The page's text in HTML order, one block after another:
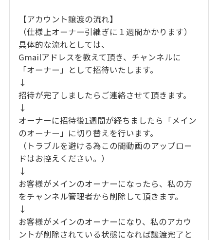
【アカウント譲渡の流れ】
（仕様上オーナー引継ぎに１週間かかります）
具体的な流れとしては、
Gmailアドレスを教えて頂き、チャンネルに
「オーナー」として招待いたします。
↓
招待が完了しましたらご連絡させて頂きます。
↓
オーナーに招待後1週間が経ちましたら「メイン
のオーナー」に切り替えを行います。
（トラブルを避ける為この間動画のアップロー
ドはお控えください。）
↓
お客様がメインのオーナーになったら、私の方
をチャンネル管理者から削除して頂きます。
↓
お客様がメインのオーナーになり、私のアカウ
ントが削除されている状態になれば譲渡完了と